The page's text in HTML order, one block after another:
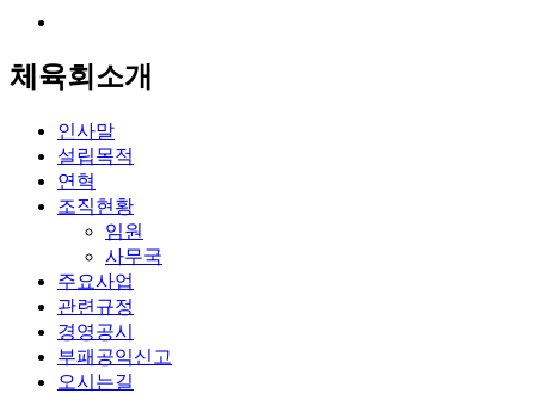
체육회소개
인사말
설립목적
연혁
조직현황
임원
사무국
주요사업
관련규정
경영공시
부패공익신고
오시는길